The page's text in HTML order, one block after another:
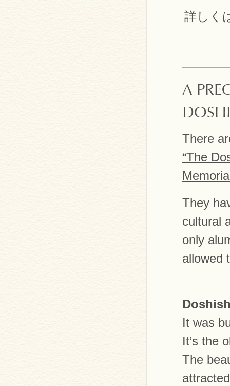
詳しく
A
There
“The
They
cultural
only
allowed
It was
It’s the
The